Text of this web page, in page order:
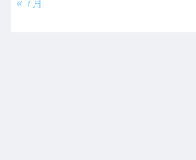
« 7月